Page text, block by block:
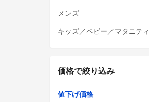
メンズ
キッズ／ベビー／マタニティ
価格で絞り込み
値下げ価格